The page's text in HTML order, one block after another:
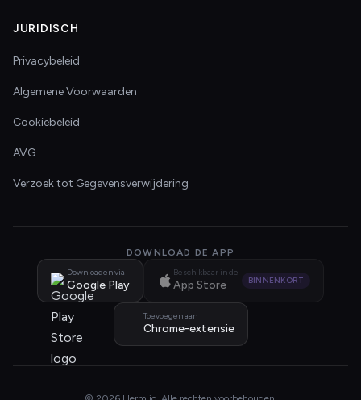
JURIDISCH
Privacybeleid
Algemene Voorwaarden
Cookiebeleid
AVG
Verzoek tot Gegevensverwijdering
DOWNLOAD DE APP
Downloaden via
Google Play
Beschikbaar in de
App Store BINNENKORT
Toevoegen aan
Chrome-extensie